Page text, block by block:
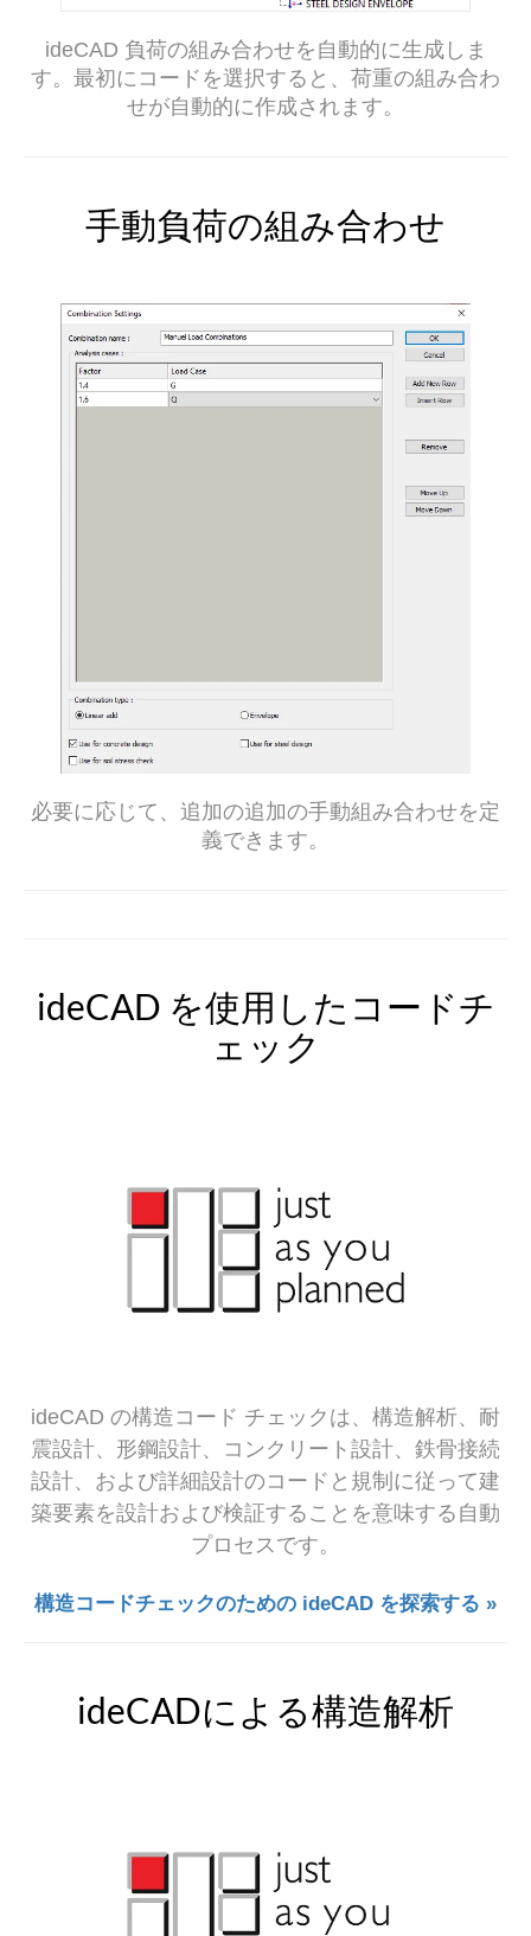
ideCAD 負荷の組み合わせを自動的に生成しま
す。最初にコードを選択すると、荷重の組み合わ
せが自動的に作成されます。
手動負荷の組み合わせ
必要に応じて、追加の追加の手動組み合わせを定
義できます。
ideCAD を使用したコードチ
ェック
ideCAD の構造コード チェックは、構造解析、耐
震設計、形鋼設計、コンクリート設計、鉄骨接続
設計、および詳細設計のコードと規制に従って建
築要素を設計および検証することを意味する自動
プロセスです。
構造コードチェックのための ideCAD を探索する »
ideCADによる構造解析